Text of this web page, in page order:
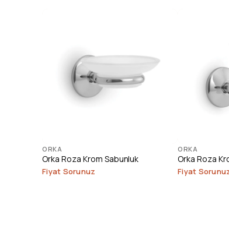
ORKA
Orka Roza Krom Sabunluk
Fiyat Sorunuz
ORKA
Orka Roza
Fiyat